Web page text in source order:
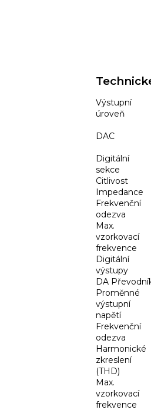
Výstupní
úroveň
DAC
Digitální
sekce
Citlivost
Impedance
Frekvenční
odezva
Max.
vzorkovací
frekvence
Digitální
výstupy
DA
Proměnné
výstupní
napětí
Frekvenční
odezva
Harmonické
zkreslení
(THD)
Max.
vzorkovací
frekvence